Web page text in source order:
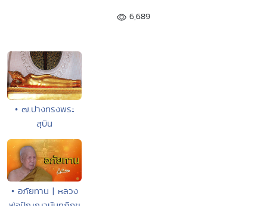
6,689
• ๗.ปางทรงพระ
สุบิน
• อภัยทาน | หลวง